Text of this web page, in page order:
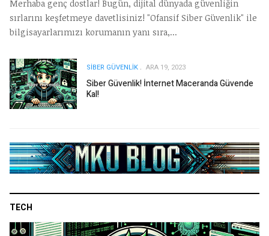
Merhaba genç dostlar! Bugün, dijital dünyada güvenliğin
sırlarını keşfetmeye davetlisiniz! "Ofansif Siber Güvenlik" ile
bilgisayarlarımızı korumanın yanı sıra,...
SIBER GÜVENLIK ARA 19, 2023
Siber Güvenlik! İnternet Maceranda Güvende
Kal!
TECH